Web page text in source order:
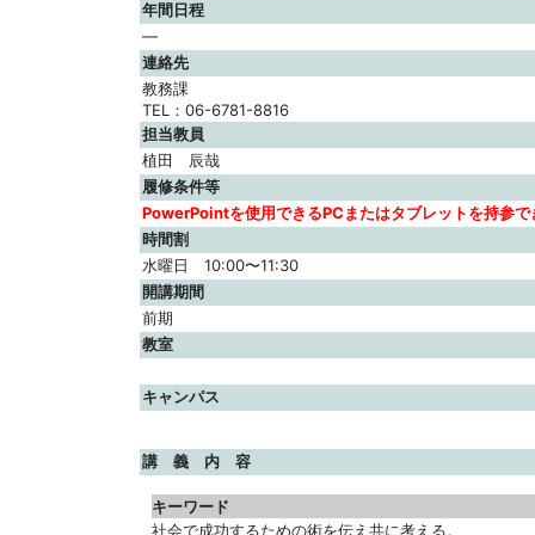
年間日程
—
連絡先
教務課
TEL：06-6781-8816
担当教員
植田 辰哉
履修条件等
PowerPointを使用できるPCまたはタブレットを持参で
時間割
水曜日 10:00〜11:30
開講期間
前期
教室
キャンパス
講 義 内 容
キーワード
社会で成功するための術を伝え共に考える。